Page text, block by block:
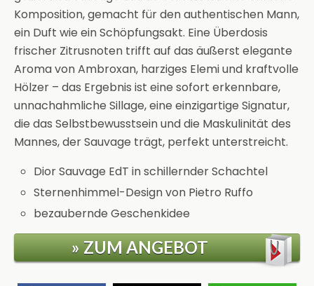
Komposition, gemacht für den authentischen Mann,
ein Duft wie ein Schöpfungsakt. Eine Überdosis
frischer Zitrusnoten trifft auf das äußerst elegante
Aroma von Ambroxan, harziges Elemi und kraftvolle
Hölzer – das Ergebnis ist eine sofort erkennbare,
unnachahmliche Sillage, eine einzigartige Signatur,
die das Selbstbewusstsein und die Maskulinität des
Mannes, der Sauvage trägt, perfekt unterstreicht.
Dior Sauvage EdT in schillernder Schachtel
Sternenhimmel-Design von Pietro Ruffo
bezaubernde Geschenkidee
» ZUM ANGEBOT